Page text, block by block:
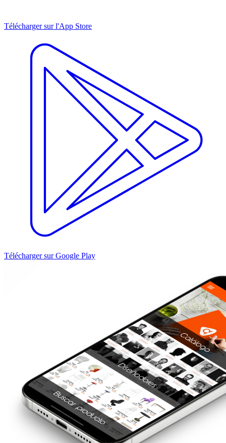
Télécharger sur l'App Store
Télécharger sur Google Play